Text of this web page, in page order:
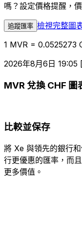
嗎？設定價格提醒，
追蹤匯率 檢視完整圖
1 MVR = 0.0525273
2026年8月6日 19:05
MVR 兌換 CHF 圖
比較並保存
將 Xe 與領先的銀行
行更優惠的匯率，而
更多價值。